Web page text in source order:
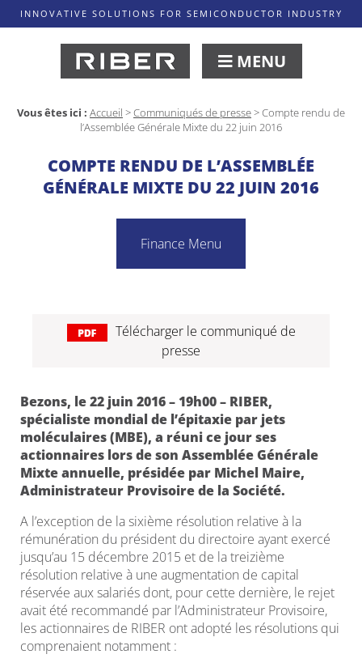
INNOVATIVE SOLUTIONS FOR SEMICONDUCTOR INDUSTRY
MENU
Vous êtes ici : Accueil >Communiqués de presse>Compte rendu de
l’Assemblée Générale Mixte du 22 juin 2016
COMPTE RENDU DE L’ASSEMBLÉE
GÉNÉRALE MIXTE DU 22 JUIN 2016
Finance Menu
Télécharger le communiqué de
presse
Bezons, le 22 juin 2016 – 19h00 – RIBER,
spécialiste mondial de l’épitaxie par jets
moléculaires (MBE), a réuni ce jour ses
actionnaires lors de son Assemblée Générale
Mixte annuelle, présidée par Michel Maire,
Administrateur Provisoire de la Société.
A l’exception de la sixième résolution relative à la
rémunération du président du directoire ayant exercé
jusqu’au 15 décembre 2015 et de la treizième
résolution relative à une augmentation de capital
réservée aux salariés dont, pour cette dernière, le rejet
avait été recommandé par l’Administrateur Provisoire,
les actionnaires de RIBER ont adopté les résolutions qui
comprenaient notamment :